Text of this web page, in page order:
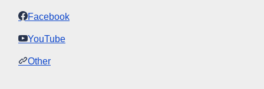
Facebook
YouTube
Other